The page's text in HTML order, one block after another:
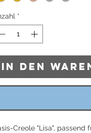
*
In den
Creole "Lisa", passend